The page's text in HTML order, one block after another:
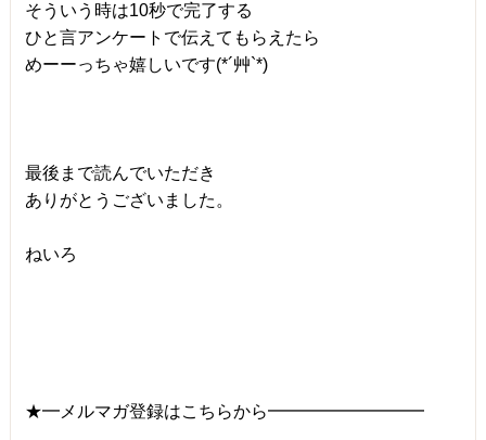
そういう時は10秒で完了する
ひと言アンケートで伝えてもらえたら
めーーっちゃ嬉しいです(*´艸`*)
最後まで読んでいただき
ありがとうございました。
ねいろ
★━メルマガ登録はこちらから━━━━━━━━━